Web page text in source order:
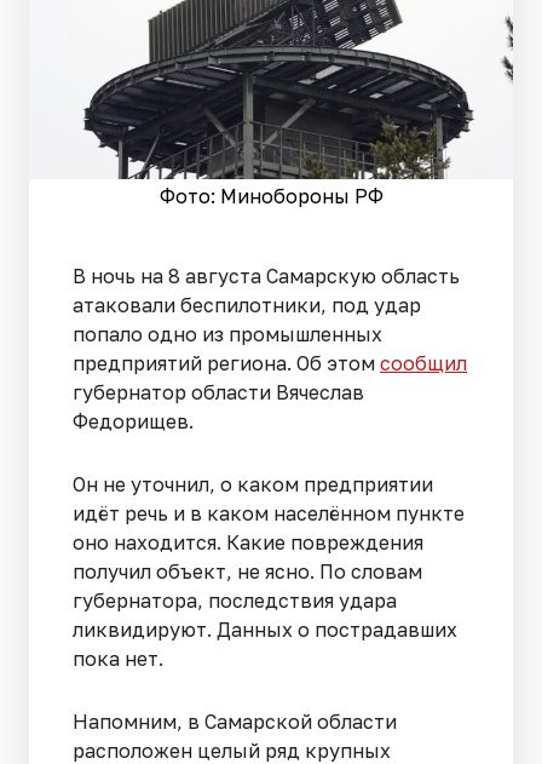
Фото: Минобороны РФ
В ночь на 8 августа Самарскую область
атаковали беспилотники, под удар
попало одно из промышленных
предприятий региона. Об этом сообщил
губернатор области Вячеслав
Федорищев.
Он не уточнил, о каком предприятии
идёт речь и в каком населённом пункте
оно находится. Какие повреждения
получил объект, не ясно. По словам
губернатора, последствия удара
ликвидируют. Данных о пострадавших
пока нет.
Напомним, в Самарской области
расположен целый ряд крупных